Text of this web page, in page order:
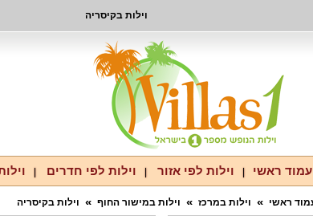
וילות בקיסריה
עמוד ראשי וילות לפי אזור וילות לפי חדרים
ראשי וילות במרכז וילות במישור החוף וילות בקיסריה